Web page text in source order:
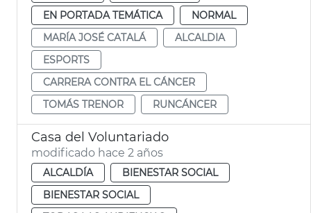
EN PORTADA TEMÁTICA
NORMAL
MARÍA JOSÉ CATALÁ
ALCALDIA
ESPORTS
CARRERA CONTRA EL CÁNCER
TOMÁS TRENOR
RUNCÁNCER
Casa del Voluntariado
modificado hace 2 años
ALCALDÍA
BIENESTAR SOCIAL
BIENESTAR SOCIAL